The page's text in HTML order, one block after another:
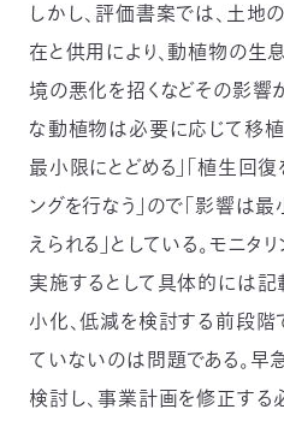
しかし、評価書案では、土地
在と供用により、動植物の生
境の悪化を招くなどその影響
な動植物は必要に応じて移植
最小限にとどめる」「植生回復
ングを行なう」ので「影響は
えられる」としている。モニ
実施するとして具体的には記
小化、低減を検討する前段
ていないのは問題である。
検討し、事業計画を修正する